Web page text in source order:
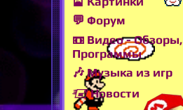
💬 Форум
📼 Видео - Обзоры,
Программы
🎶 Музыка из игр
🖅 Новости